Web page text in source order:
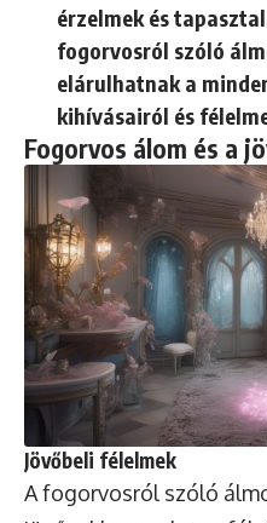
érzelmek és
fogorvosról szóló
elárulhatnak a
kihívásairól és
Fogorvos álom és a
Jövőbeli félelmek
A fogorvosról szóló